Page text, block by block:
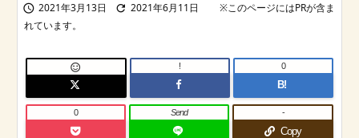
Search
 2021年3月13日  2021年6月11日
 !
B!
0
0 Send
Copy
-